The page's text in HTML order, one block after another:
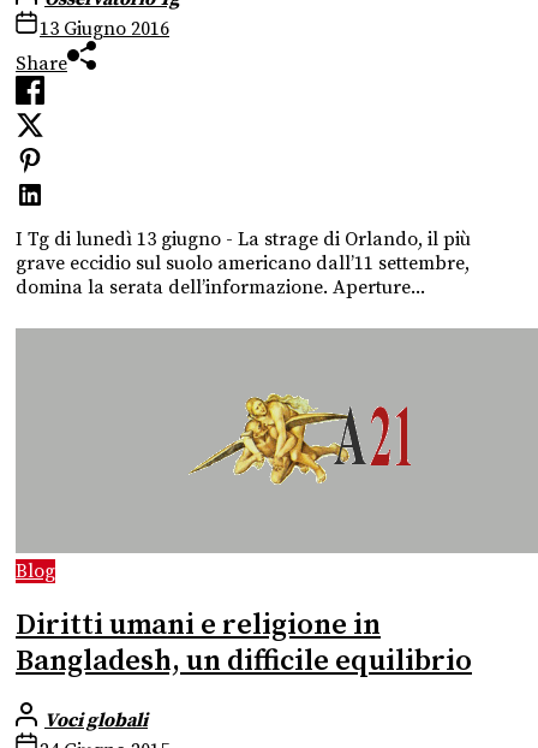
13 Giugno 2016
Share
I Tg di lunedì 13 giugno - La strage di Orlando, il più
grave eccidio sul suolo americano dall’11 settembre,
domina la serata dell’informazione. Aperture...
Blog
Diritti umani e religione in
Bangladesh, un difficile equilibrio
Voci globali